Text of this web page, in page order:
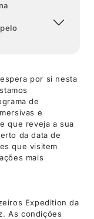
por si nesta
de
e
que reveja a sua
da data de
que visitem
mais
Expedition da
As condições